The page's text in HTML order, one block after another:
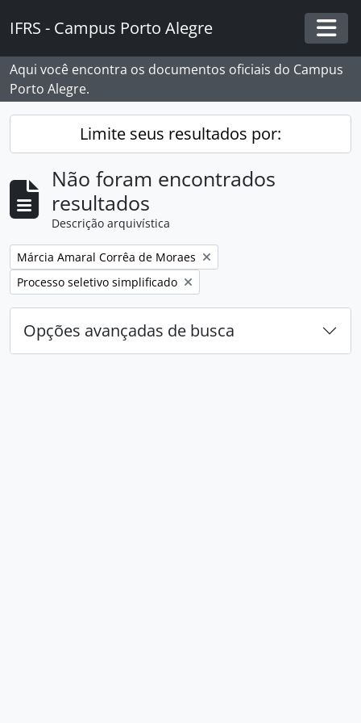
IFRS - Campus Porto Alegre
Aqui você encontra os documentos oficiais do Campus
Porto Alegre.
Limite seus resultados por:
Não foram encontrados
resultados
Descrição arquivística
Remover filtro:
Márcia Amaral Corrêa de Moraes
Remover filtro:
Processo seletivo simplificado
Opções avançadas de busca